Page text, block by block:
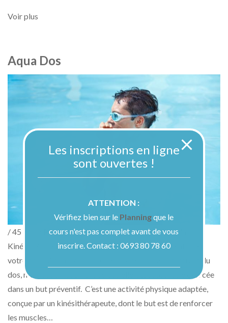
Voir plus
Aqua Dos
/ 45 Min / Petit Bain / 1 X Par semaine Aqua Dos Un
Kinésithérapeute vous coache pour soulager et renforcer
votre dos. L’Aqua Dos s’adresse aux personnes souffrant du
dos, mais pas uniquement puisqu’elle peut aussi être exercée
dans un but préventif. C’est une activité physique adaptée,
conçue par un kinésithérapeute, dont le but est de renforcer
les muscles…
Les inscriptions en ligne
sont ouvertes !
ATTENTION :
Vérifiez bien sur le Planningque le
cours n'est pas complet avant de vous
inscrire. Contact : 0693 80 78 60
Découvrir nos formules